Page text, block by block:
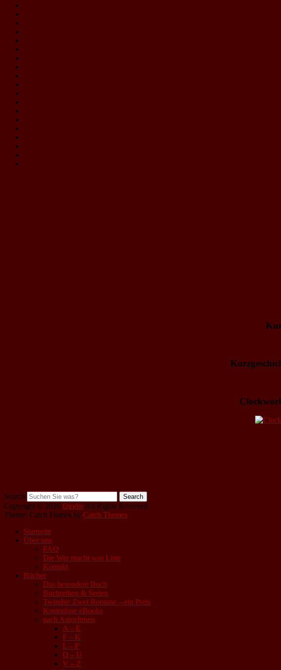
Search
Copyright © 2026 Qindie All Rights Reserved.
Theme: Catch Flames by Catch Themes
Startseite
Über uns
FAQ
Die Wer macht was Liste
Kontakt
Bücher
Das besondere Buch
Buchreihen & Serien
Twindie: Zwei Romane – ein Preis
Kostenlose eBooks
nach AutorInnen
A – E
F – K
L – P
Q – U
V – Z